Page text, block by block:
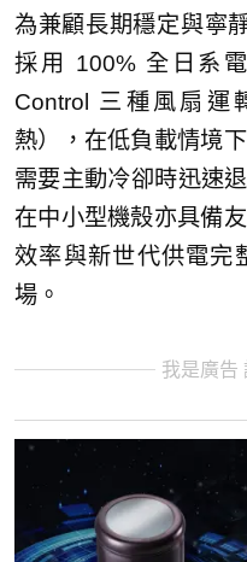
為兼顧長期穩定與寧
採用 100% 全日系
Control 三種風扇
熱），在低負載情境
需要主動冷卻時迅速
在中小型機殼亦具備
效率與新世代供電完
場。
我是廣告